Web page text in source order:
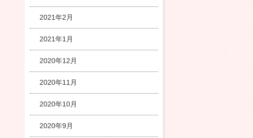
2021年2月
2021年1月
2020年12月
2020年11月
2020年10月
2020年9月